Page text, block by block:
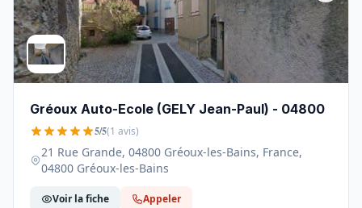
Gréoux Auto-Ecole (GELY Jean-Paul) - 04800
5/5(1 avis)
21 Rue Grande, 04800 Gréoux-les-Bains, France,
04800 Gréoux-les-Bains
Voir la fiche Appeler